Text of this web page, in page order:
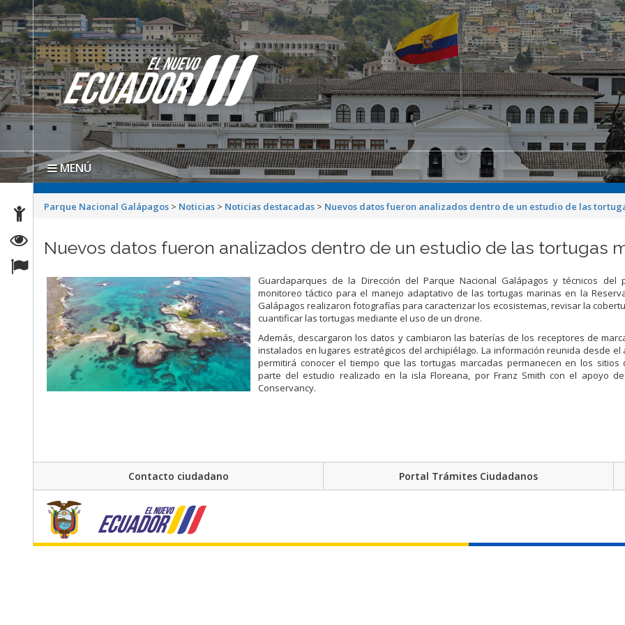
MENÚ
Parque Nacional Galápagos > Noticias > Noticias destacadas > Nuevos datos fueron analizados dentro de un estudio de las
Nuevos datos fueron analizados dentro de un estudio de las tortugas
Guardaparques de la Dirección del Parque Nacional Galápagos y técnicos del
monitoreo táctico para el manejo adaptativo de las tortugas marinas en la
Galápagos realizaron fotografías para caracterizar los ecosistemas, revisar la
cuantificar las tortugas mediante el uso de un drone.
Además, descargaron los datos y cambiaron las baterías de los receptores de
instalados en lugares estratégicos del archipiélago. La información reunida desde el
permitirá conocer el tiempo que las tortugas marcadas permanecen en los sitios
parte del estudio realizado en la isla Floreana, por Franz Smith con el apoyo de
Conservancy.
Contacto ciudadano Portal Trámites Ciudadanos